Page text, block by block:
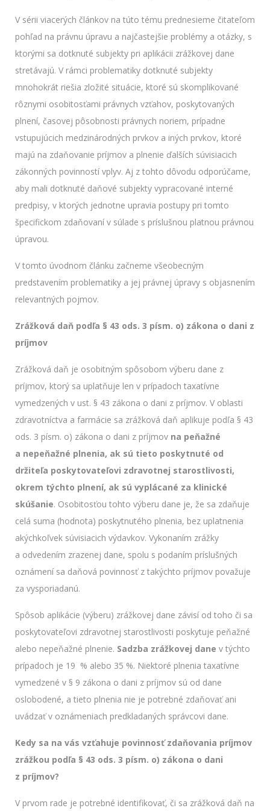
V sérii viacerých článkov na túto tému prednesieme čitateľom
pohľad na právnu úpravu a najčastejšie problémy a otázky, s
ktorými sa dotknuté subjekty pri aplikácii zrážkovej dane
stretávajú. V rámci problematiky dotknuté subjekty
mnohokrát riešia zložité situácie, ktoré sú skomplikované
rôznymi osobitosťami právnych vzťahov, poskytovaných
plnení, časovej pôsobnosti právnych noriem, prípadne
vstupujúcich medzinárodných prvkov a iných prvkov, ktoré
majú na zdaňovanie príjmov a plnenie ďalších súvisiacich
zákonných povinností vplyv. Aj z tohto dôvodu odporúčame,
aby mali dotknuté daňové subjekty vypracované interné
predpisy, v ktorých jednotne upravia postupy pri tomto
špecifickom zdaňovaní v súlade s príslušnou platnou právnou
úpravou.
V tomto úvodnom článku začneme všeobecným
predstavením problematiky a jej právnej úpravy s objasnením
relevantných pojmov.
Zrážková daň podľa § 43 ods. 3 písm. o) zákona o dani z
príjmov
Zrážková daň je osobitným spôsobom výberu dane z
príjmov, ktorý sa uplatňuje len v prípadoch taxatívne
vymedzených v ust. § 43 zákona o dani z príjmov. V oblasti
zdravotníctva a farmácie sa zrážková daň aplikuje podľa § 43
ods. 3 písm. o) zákona o dani z príjmov na peňažné
a nepeňažné plnenia, ak sú tieto poskytnuté od
držiteľa poskytovateľovi zdravotnej starostlivosti,
okrem týchto plnení, ak sú vyplácané za klinické
skúšanie. Osobitosťou tohto výberu dane je, že sa zdaňuje
celá suma (hodnota) poskytnutého plnenia, bez uplatnenia
akýchkoľvek súvisiacich výdavkov. Vykonaním zrážky
a odvedením zrazenej dane, spolu s podaním príslušných
oznámení sa daňová povinnosť z takýchto príjmov považuje
za vysporiadanú.
Spôsob aplikácie (výberu) zrážkovej dane závisí od toho či sa
poskytovateľovi zdravotnej starostlivosti poskytuje peňažné
alebo nepeňažné plnenie. Sadzba zrážkovej dane v týchto
prípadoch je 19 % alebo 35 %. Niektoré plnenia taxatívne
vymedzené v § 9 zákona o dani z príjmov sú od dane
oslobodené, a tieto plnenia nie je potrebné zdaňovať ani
uvádzať v oznámeniach predkladaných správcovi dane.
Kedy sa na vás vzťahuje povinnosť zdaňovania príjmov
zrážkou podľa § 43 ods. 3 písm. o) zákona o dani
z príjmov?
V prvom rade je potrebné identifikovať, či sa zrážková daň na